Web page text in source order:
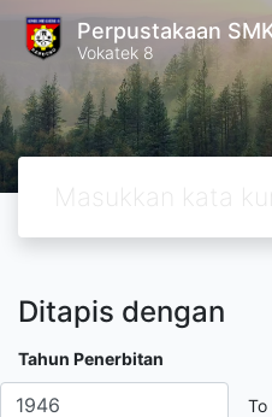
Perpustakaan
Vokatek 8
Ditapis dengan
Tahun Penerbitan
To